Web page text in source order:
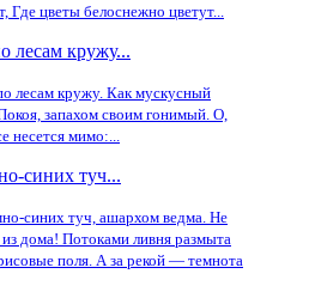
Где цветы белоснежно цветут...
лесам кружу...
лесам кружу. Как мускусный
запахом своим гонимый. О,
несется мимо:...
синих туч...
синих туч, ашархом ведма. Не
дома! Потоками ливня размыта
поля. А за рекой — темнота